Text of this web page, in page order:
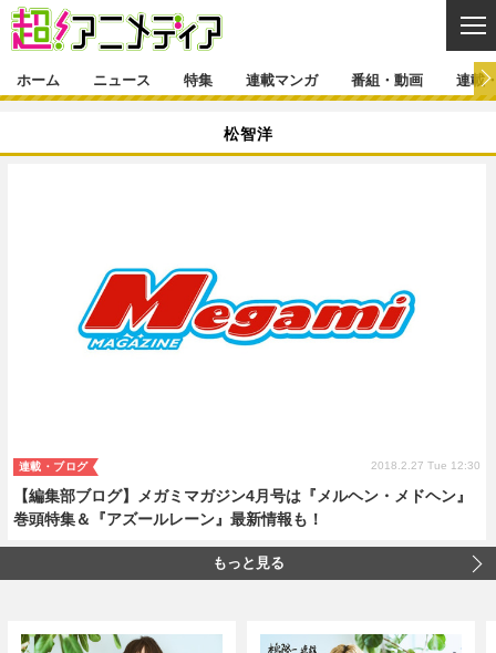
グッズ イベント
声優
ラキりす
連載マンガ一覧
番組・動画一覧 ラジオ
動画
連載・ブログ
ホーム ニュース 特集 連載マンガ 番組・動画 連載
松智洋
【編集部ブログ】メガミマガジン4月号は『メルヘン・メドヘン』
巻頭特集＆『アズールレーン』最新情報も！
連載・ブログ 2018.2.27 Tue 12:30
もっと見る